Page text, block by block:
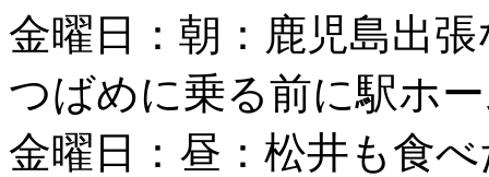
金曜日：朝：鹿児島出
つばめに乗る前に駅ホ
金曜日：昼：松井も食